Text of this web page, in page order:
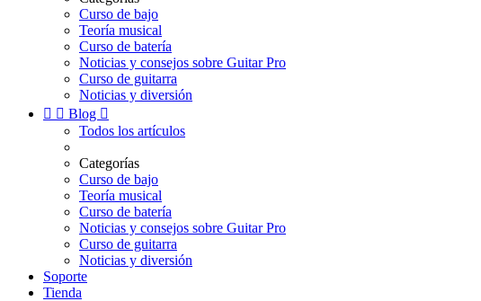
Curso de bajo
Teoría musical
Curso de batería
Noticias y consejos sobre Guitar Pro
Curso de guitarra
Noticias y diversión
  Blog 
Todos los artículos
Categorías
Curso de bajo
Teoría musical
Curso de batería
Noticias y consejos sobre Guitar Pro
Curso de guitarra
Noticias y diversión
Soporte
Tienda